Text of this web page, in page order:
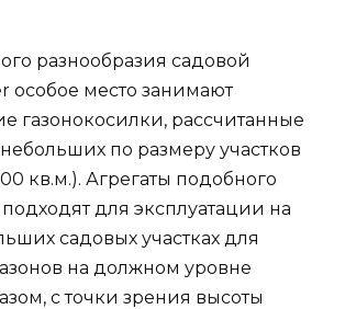
разнообразия садовой
особое место занимают
газонокосилки, рассчитанные
по размеру участков
кв.м.). Агрегаты подобного
для эксплуатации на
садовых участках для
на должном уровне
с точки зрения высоты